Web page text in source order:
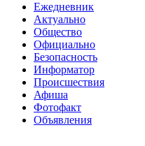
Ежедневник
Актуально
Общество
Официально
Безопасность
Информатор
Происшествия
Афиша
Фотофакт
Объявления